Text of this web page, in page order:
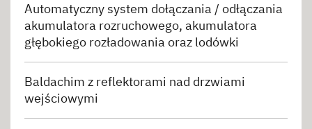
Automatyczny system dołączania / odłączania
akumulatora rozruchowego, akumulatora
głębokiego rozładowania oraz lodówki
Baldachim z reflektorami nad drzwiami
wejściowymi